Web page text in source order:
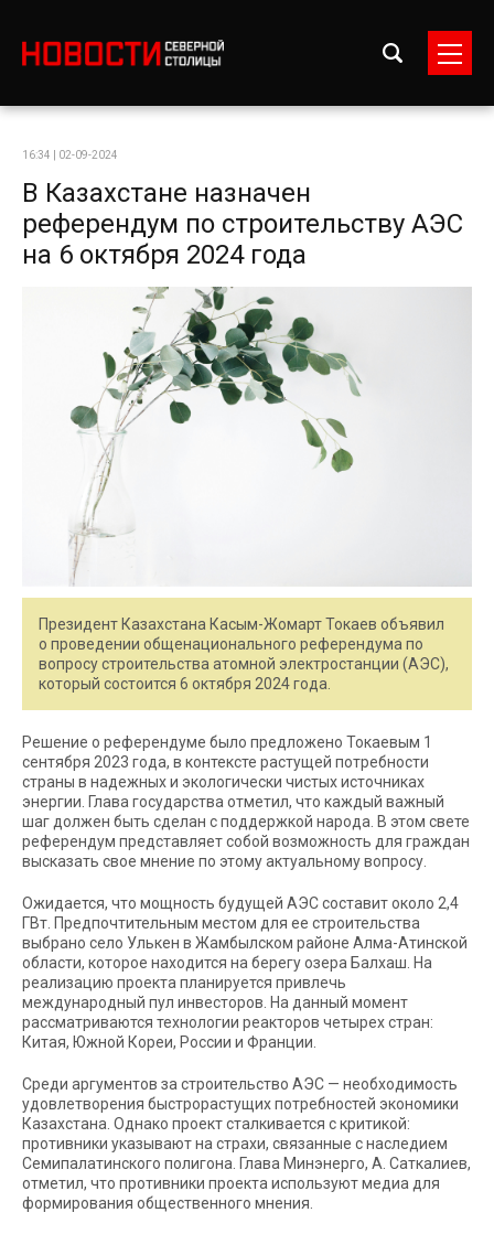
16:34 | 02-09-2024
В Казахстане назначен
референдум по строительству АЭС
на 6 октября 2024 года
Президент Казахстана Касым-Жомарт Токаев объявил
о проведении общенационального референдума по
вопросу строительства атомной электростанции (АЭС),
который состоится 6 октября 2024 года.
Решение о референдуме было предложено Токаевым 1
сентября 2023 года, в контексте растущей потребности
страны в надежных и экологически чистых источниках
энергии. Глава государства отметил, что каждый важный
шаг должен быть сделан с поддержкой народа. В этом свете
референдум представляет собой возможность для граждан
высказать свое мнение по этому актуальному вопросу.
Ожидается, что мощность будущей АЭС составит около 2,4
ГВт. Предпочтительным местом для ее строительства
выбрано село Улькен в Жамбылском районе Алма-Атинской
области, которое находится на берегу озера Балхаш. На
реализацию проекта планируется привлечь
международный пул инвесторов. На данный момент
рассматриваются технологии реакторов четырех стран:
Китая, Южной Кореи, России и Франции.
Среди аргументов за строительство АЭС — необходимость
удовлетворения быстрорастущих потребностей экономики
Казахстана. Однако проект сталкивается с критикой:
противники указывают на страхи, связанные с наследием
Семипалатинского полигона. Глава Минэнерго, А. Саткалиев,
отметил, что противники проекта используют медиа для
формирования общественного мнения.